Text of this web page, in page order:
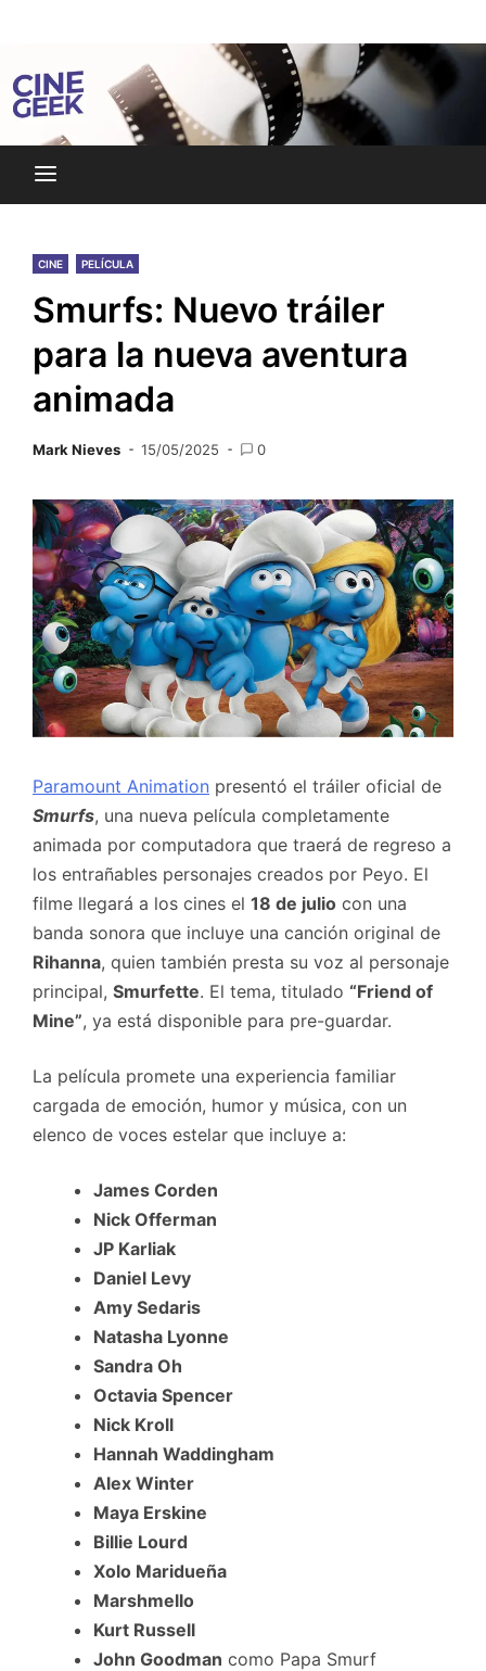
Cine Geek
CINE PELÍCULA
Smurfs: Nuevo tráiler
para la nueva aventura
animada
Mark Nieves 15/05/2025 0
Paramount Animation presentó el tráiler oficial de
Smurfs, una nueva película completamente
animada por computadora que traerá de regreso a
los entrañables personajes creados por Peyo. El
filme llegará a los cines el 18 de julio con una
banda sonora que incluye una canción original de
Rihanna, quien también presta su voz al personaje
principal, Smurfette. El tema, titulado “Friend of
Mine”, ya está disponible para pre-guardar.
La película promete una experiencia familiar
cargada de emoción, humor y música, con un
elenco de voces estelar que incluye a:
James Corden
Nick Offerman
JP Karliak
Daniel Levy
Amy Sedaris
Natasha Lyonne
Sandra Oh
Octavia Spencer
Nick Kroll
Hannah Waddingham
Alex Winter
Maya Erskine
Billie Lourd
Xolo Maridueña
Marshmello
Kurt Russell
John Goodman como Papa Smurf